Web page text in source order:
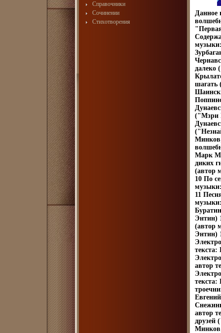
Справочники
Сочинении
Стихотворения
Данное
далеко
шагать
("Мзри
Марк
диких
(автор
10 По
11
Энтин)
(автор
Энтин)
автор
автор
друзей